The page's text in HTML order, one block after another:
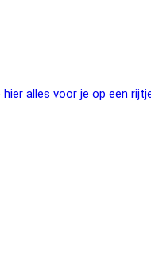
hier alles voor je op een